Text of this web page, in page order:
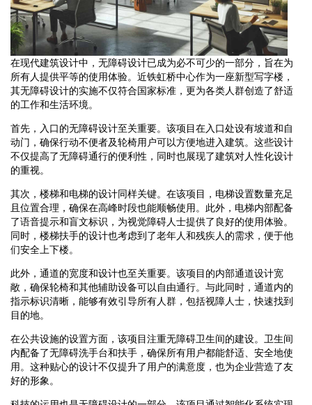
在现代建筑设计中，无障碍设计已成为必不可少的一部分，旨在为
所有人提供平等的使用体验。近铁虹桥中心作为一座新型写字楼，
其无障碍设计的实施不仅符合国家标准，更为各类人群创造了舒适
的工作和生活环境。
首先，入口的无障碍设计至关重要。该项目在入口处设有坡道和自
动门，确保行动不便者及轮椅用户可以方便地进入建筑。这些设计
不仅提高了无障碍通行的便利性，同时也展现了建筑对人性化设计
的重视。
其次，楼梯和电梯的设计同样关键。在该项目，电梯设置数量充足
且位置合理，确保在高峰时段也能顺畅使用。此外，电梯内部配备
了语音提示和盲文标识，为视觉障碍人士提供了良好的使用体验。
同时，楼梯扶手的设计也考虑到了老年人和残疾人的需求，便于他
们安全上下楼。
此外，通道的宽度和设计也至关重要。该项目的内部通道设计宽
敞，确保轮椅和其他辅助设备可以自由通行。与此同时，通道内的
指示标识清晰，能够有效引导所有人群，包括视障人士，快速找到
目的地。
在公共设施的设置方面，该项目注重无障碍卫生间的建设。卫生间
内配备了无障碍洗手台和扶手，确保所有用户都能舒适、安全地使
用。这种贴心的设计不仅提升了用户的满意度，也为企业营造了友
好的形象。